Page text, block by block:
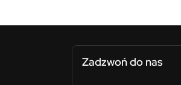
Zadzwoń do nas